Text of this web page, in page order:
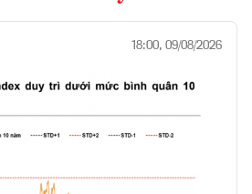
18:00, 09/08/2026